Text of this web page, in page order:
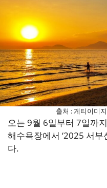
출처 : 게티이미
오는 9월 6일부터 7일까
해수욕장에서 ‘2025 서부
다.